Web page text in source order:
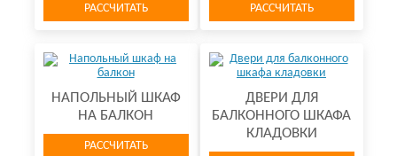
РАССЧИТАТЬ РАССЧИТАТЬ
НАПОЛЬНЫЙ ШКАФ
НА БАЛКОН
РАССЧИТАТЬ
ДВЕРИ ДЛЯ
БАЛКОННОГО ШКАФА
КЛАДОВКИ